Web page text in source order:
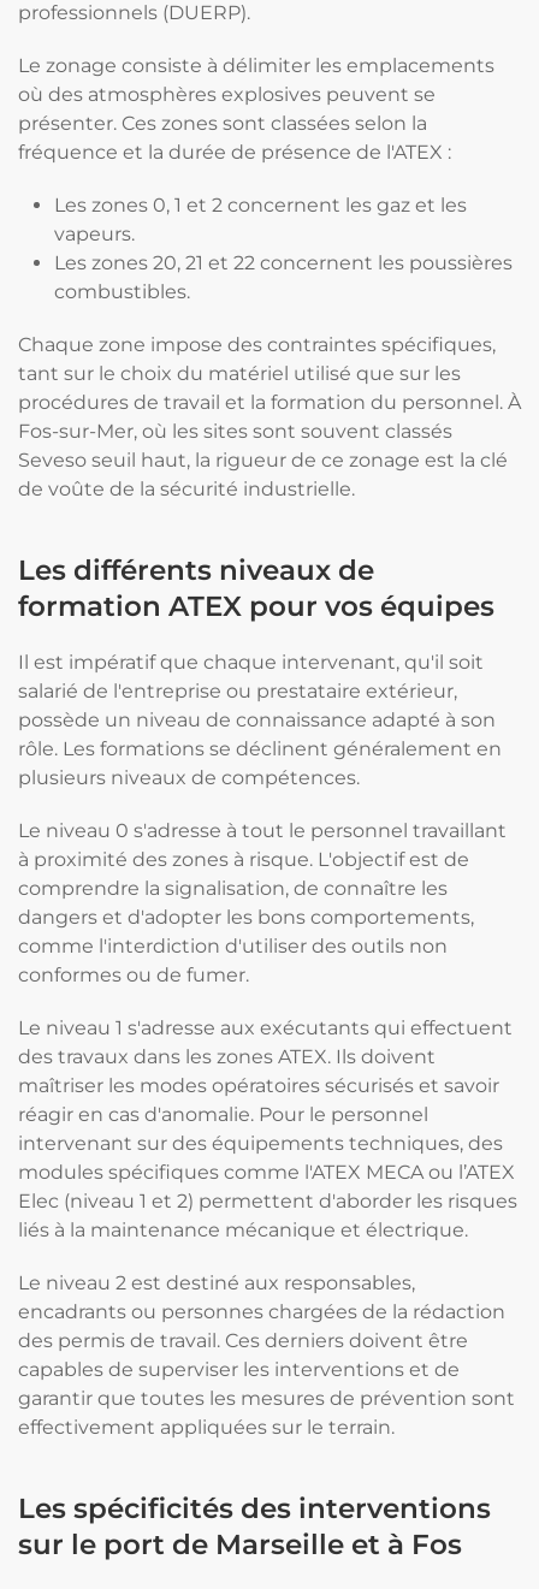
professionnels (DUERP).
Le zonage consiste à délimiter les emplacements
où des atmosphères explosives peuvent se
présenter. Ces zones sont classées selon la
fréquence et la durée de présence de l'ATEX :
Les zones 0, 1 et 2 concernent les gaz et les
vapeurs.
Les zones 20, 21 et 22 concernent les poussières
combustibles.
Chaque zone impose des contraintes spécifiques,
tant sur le choix du matériel utilisé que sur les
procédures de travail et la formation du personnel. À
Fos-sur-Mer, où les sites sont souvent classés
Seveso seuil haut, la rigueur de ce zonage est la clé
de voûte de la sécurité industrielle.
Les différents niveaux de
formation ATEX pour vos équipes
Il est impératif que chaque intervenant, qu'il soit
salarié de l'entreprise ou prestataire extérieur,
possède un niveau de connaissance adapté à son
rôle. Les formations se déclinent généralement en
plusieurs niveaux de compétences.
Le niveau 0 s'adresse à tout le personnel travaillant
à proximité des zones à risque. L'objectif est de
comprendre la signalisation, de connaître les
dangers et d'adopter les bons comportements,
comme l'interdiction d'utiliser des outils non
conformes ou de fumer.
Le niveau 1 s'adresse aux exécutants qui effectuent
des travaux dans les zones ATEX. Ils doivent
maîtriser les modes opératoires sécurisés et savoir
réagir en cas d'anomalie. Pour le personnel
intervenant sur des équipements techniques, des
modules spécifiques comme l'ATEX MECA ou l’ATEX
Elec (niveau 1 et 2) permettent d'aborder les risques
liés à la maintenance mécanique et électrique.
Le niveau 2 est destiné aux responsables,
encadrants ou personnes chargées de la rédaction
des permis de travail. Ces derniers doivent être
capables de superviser les interventions et de
garantir que toutes les mesures de prévention sont
effectivement appliquées sur le terrain.
Les spécificités des interventions
sur le port de Marseille et à Fos